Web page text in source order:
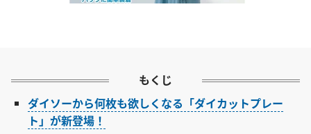
もくじ
ダイソーから何枚も欲しくなる「ダイカットプレー
ト」が新登場！